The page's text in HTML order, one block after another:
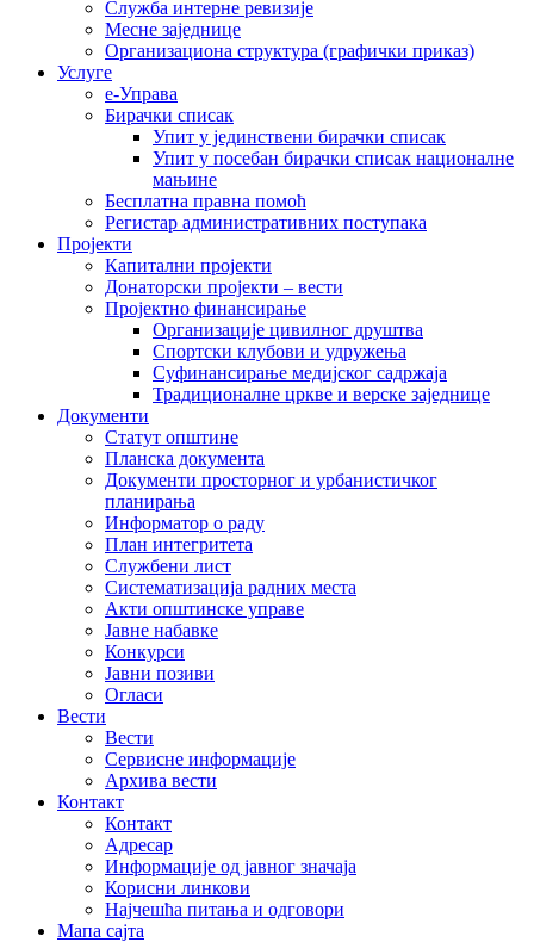
Служба интерне ревизије
Месне заједнице
Организациона структура (графички приказ)
Услуге
е-Управа
Бирачки списак
Упит у јединствени бирачки списак
Упит у посебан бирачки списак националне
мањине
Бесплатна правна помоћ
Регистар административних поступака
Пројекти
Капитални пројекти
Донаторски пројекти – вести
Пројектно финансирање
Организације цивилног друштва
Спортски клубови и удружења
Суфинансирање медијског садржаја
Традиционалне цркве и верске заједнице
Документи
Статут општине
Планска документа
Документи просторног и урбанистичког
планирања
Информатор о раду
План интегритета
Службени лист
Систематизација радних места
Акти општинске управе
Јавне набавке
Конкурси
Јавни позиви
Огласи
Вести
Вести
Сервисне информације
Архива вести
Контакт
Контакт
Адресар
Информације од јавног значаја
Корисни линкови
Најчешћа питања и одговори
Мапа сајта